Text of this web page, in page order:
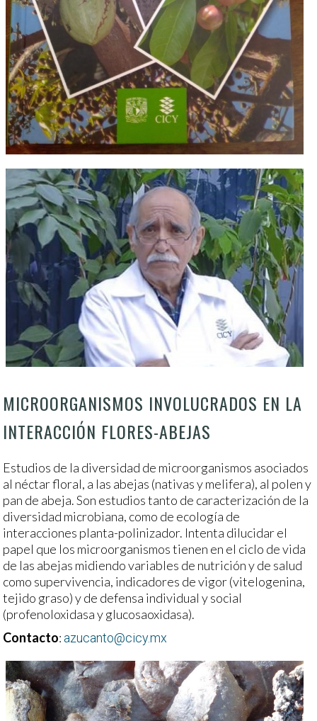
MICROORGANISMOS INVOLUCRADOS EN LA
INTERACCIÓN FLORES-ABEJAS
Estudios de la diversidad de microorganismos asociados
al néctar floral, a las abejas (nativas y melifera), al polen y
pan de abeja. Son estudios tanto de caracterización de la
diversidad microbiana, como de ecología de
interacciones planta-polinizador. Intenta dilucidar el
papel que los microorganismos tienen en el ciclo de vida
de las abejas midiendo variables de nutrición y de salud
como supervivencia, indicadores de vigor (vitelogenina,
tejido graso) y de defensa individual y social
(profenoloxidasa y glucosaoxidasa).
Contacto: azucanto@cicy.mx